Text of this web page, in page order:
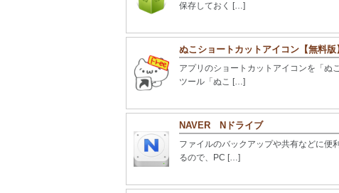
保存しておく […]
ぬこショートカットアイコン【無料版
アプリのショートカットアイコンを「ぬ
ツール「ぬこ […]
NAVER Nドライブ
ファイルのバックアップや共有などに便
るので、PC […]